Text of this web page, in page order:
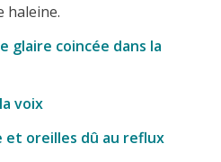
haleine.
glaire coincée dans la
voix
et oreilles dû au reflux